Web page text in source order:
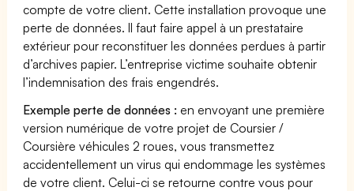
compte de votre client. Cette installation provoque une
perte de données. Il faut faire appel à un prestataire
extérieur pour reconstituer les données perdues à partir
d’archives papier. L’entreprise victime souhaite obtenir
l’indemnisation des frais engendrés.
Exemple perte de données : en envoyant une première
version numérique de votre projet de Coursier /
Coursière véhicules 2 roues, vous transmettez
accidentellement un virus qui endommage les systèmes
de votre client. Celui-ci se retourne contre vous pour